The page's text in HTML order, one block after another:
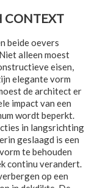
CONTEXT
beide oevers
alleen moest
eisen,
elegante vorm
de architect er
impact van een
wordt beperkt.
in langsrichting
geslaagd is een
te behouden
continu verandert.
op een